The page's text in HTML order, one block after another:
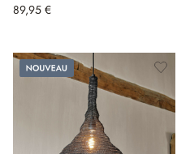
89,95 €
Nouveau